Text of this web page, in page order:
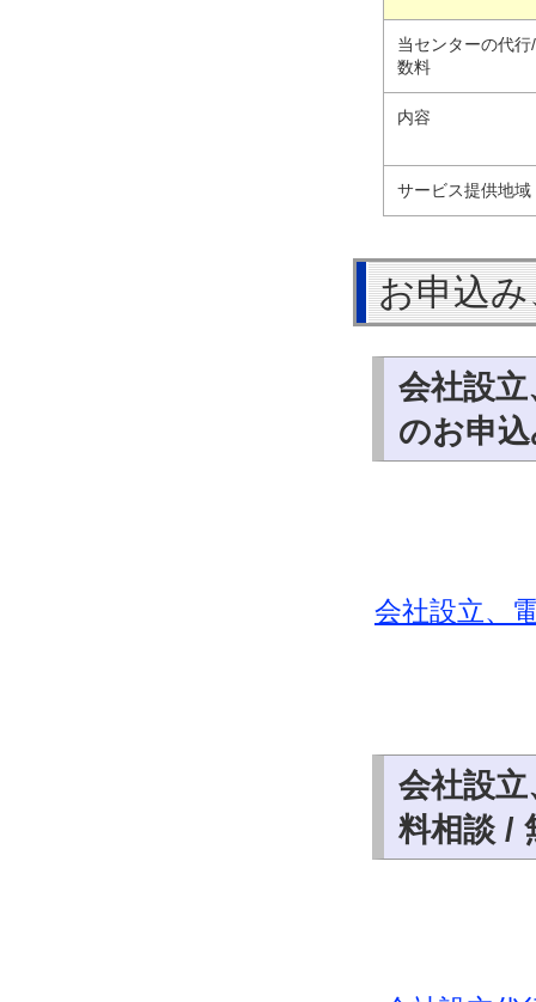
当センターの代
数料
内容
サービス提供地域
お申込
会社設
のお申
会社設立、
会社設
料相談 /